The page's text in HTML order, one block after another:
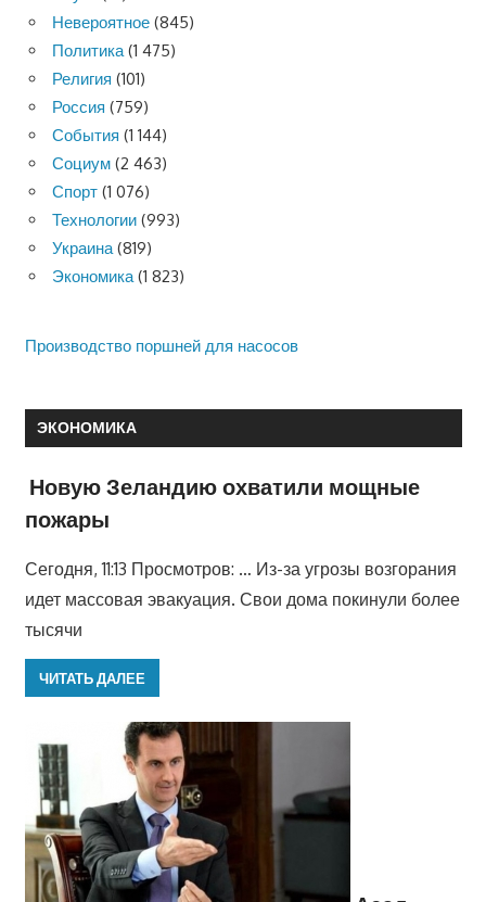
Невероятное (845)
Политика(1 475)
Религия (101)
Россия (759)
События (1 144)
Социум (2 463)
Спорт (1 076)
Технологии (993)
Украина(819)
Экономика(1 823)
Производство поршней для насосов
ЭКОНОМИКА
Новую Зеландию охватили мощные
пожары
Сегодня, 11:13 Просмотров: … Из-за угрозы возгорания
идет массовая эвакуация. Свои дома покинули более
тысячи
ЧИТАТЬ ДАЛЕЕ